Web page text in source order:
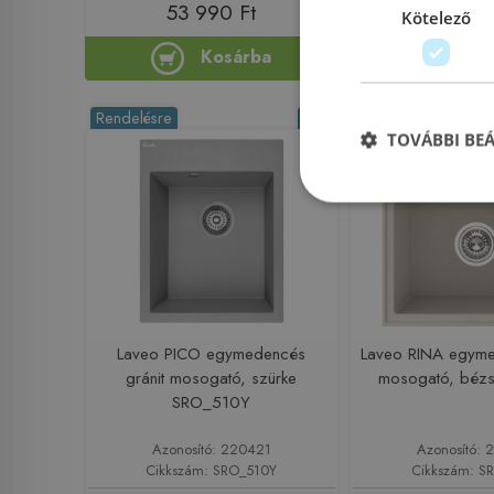
53 990 Ft
Kosárba
55 990
Rendelésre
Laveo PICO egymedencés
gránit mosogató, szürke
SRO_510Y
Azonosító: 220421
Cikkszám: SRO_510Y
Laveo RINA
mosogató,
Azonosító:
Cikkszám:
Kötelező
TOVÁBBI